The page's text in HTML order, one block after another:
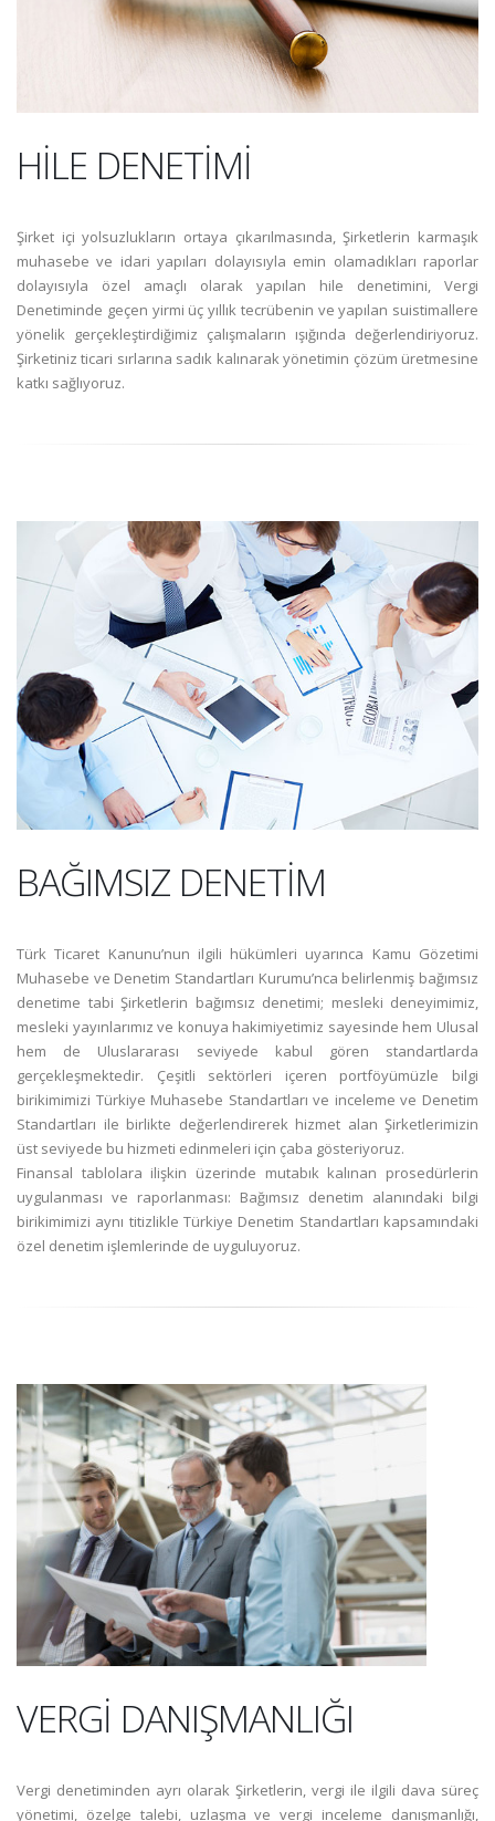
HİLE DENETİMİ
Şirket içi yolsuzlukların ortaya çıkarılmasında, Şirketlerin karmaşık
muhasebe ve idari yapıları dolayısıyla emin olamadıkları raporlar
dolayısıyla özel amaçlı olarak yapılan hile denetimini, Vergi
Denetiminde geçen yirmi üç yıllık tecrübenin ve yapılan suistimallere
yönelik gerçekleştirdiğimiz çalışmaların ışığında değerlendiriyoruz.
Şirketiniz ticari sırlarına sadık kalınarak yönetimin çözüm üretmesine
katkı sağlıyoruz.
BAĞIMSIZ DENETİM
Türk Ticaret Kanunu’nun ilgili hükümleri uyarınca Kamu Gözetimi
Muhasebe ve Denetim Standartları Kurumu’nca belirlenmiş bağımsız
denetime tabi Şirketlerin bağımsız denetimi; mesleki deneyimimiz,
mesleki yayınlarımız ve konuya hakimiyetimiz sayesinde hem Ulusal
hem de Uluslararası seviyede kabul gören standartlarda
gerçekleşmektedir. Çeşitli sektörleri içeren portföyümüzle bilgi
birikimimizi Türkiye Muhasebe Standartları ve inceleme ve Denetim
Standartları ile birlikte değerlendirerek hizmet alan Şirketlerimizin
üst seviyede bu hizmeti edinmeleri için çaba gösteriyoruz.
Finansal tablolara ilişkin üzerinde mutabık kalınan prosedürlerin
uygulanması ve raporlanması: Bağımsız denetim alanındaki bilgi
birikimimizi aynı titizlikle Türkiye Denetim Standartları kapsamındaki
özel denetim işlemlerinde de uyguluyoruz.
VERGİ DANIŞMANLIĞI
Vergi denetiminden ayrı olarak Şirketlerin, vergi ile ilgili dava süreç
yönetimi, özelge talebi, uzlaşma ve vergi inceleme danışmanlığı,